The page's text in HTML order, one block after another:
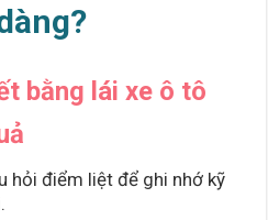
bằng lái xe ô tô
hỏi điểm liệt để ghi nhớ kỹ